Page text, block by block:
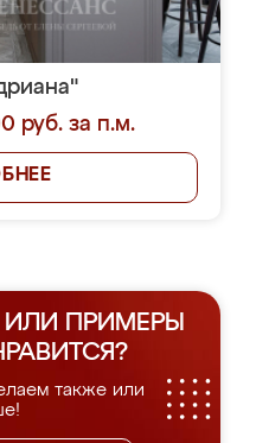
руб. за п.м.
ИЛИ ПРИМЕРЫ
также или